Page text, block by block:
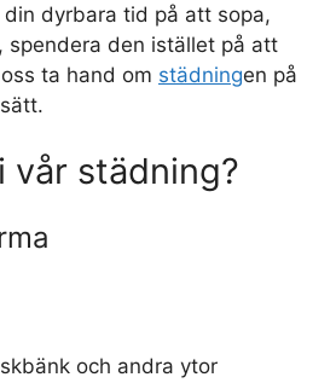
dyrbara tid på att sopa,
spendera den istället på att
ta hand om städningen på
vår städning?
och andra ytor